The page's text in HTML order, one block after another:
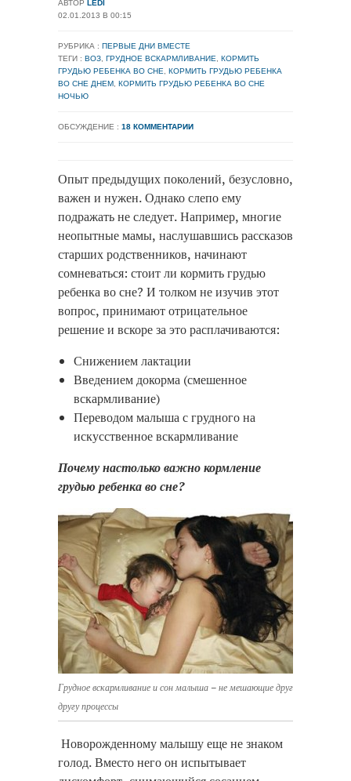
АВТОР LEDI
02.01.2013 В 00:15
РУБРИКА : ПЕРВЫЕ ДНИ ВМЕСТЕ
ТЕГИ : ВОЗ, ГРУДНОЕ ВСКАРМЛИВАНИЕ, КОРМИТЬ
ГРУДЬЮ РЕБЕНКА ВО СНЕ, КОРМИТЬ ГРУДЬЮ РЕБЕНКА
ВО СНЕ ДНЕМ, КОРМИТЬ ГРУДЬЮ РЕБЕНКА ВО СНЕ
НОЧЬЮ
ОБСУЖДЕНИЕ : 18 КОММЕНТАРИИ
Опыт предыдущих поколений, безусловно,
важен и нужен. Однако слепо ему
подражать не следует. Например, многие
неопытные мамы, наслушавшись рассказов
старших родственников, начинают
сомневаться: стоит ли кормить грудью
ребенка во сне? И толком не изучив этот
вопрос, принимают отрицательное
решение и вскоре за это расплачиваются:
Снижением лактации
Введением докорма (смешенное
вскармливание)
Переводом малыша с грудного на
искусственное вскармливание
Почему настолько важно кормление
грудью ребенка во сне?
Грудное вскармливание и сон малыша – не мешающие друг
другу процессы
Новорожденному малышу еще не знаком
голод. Вместо него он испытывает